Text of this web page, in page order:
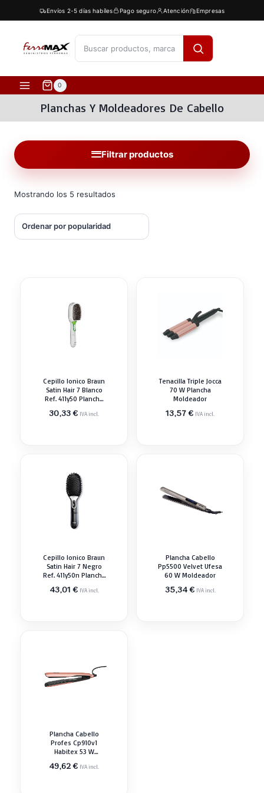
al
contenido
Envíos 2-5 días habíles Pago seguro Atención Empresas
0
Planchas Y Moldeadores De Cabello
Filtrar productos
Mostrando los 5 resultados
Cepillo Ionico Braun
Satin Hair 7 Blanco
Ref. 411y50 Plancha
30,33€ IVA incl.
Tenacilla Triple Jocca
70 W Plancha
Moldeador
13,57€ IVA incl.
Cepillo Ionico Braun
Satin Hair 7 Negro
Ref. 411y50n Plancha
43,01€ IVA incl.
Plancha Cabello
Pp5500 Velvet Ufesa
60 W Moldeador
35,34€ IVA incl.
Plancha Cabello
Profes Cp910v1
Habitex 53 W
49,62€ IVA incl.